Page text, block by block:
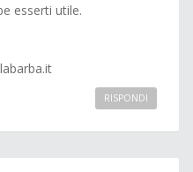
esserti utile.
RISPONDI